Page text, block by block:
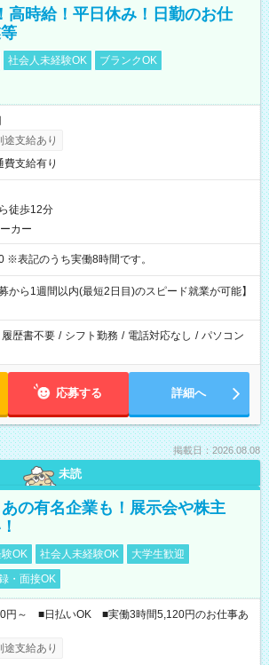
高時給！平日休み！日勤のお仕
社会人未経験OK
ブランクOK
途支給あり
費支給有り
徒歩12分
カー
8:00～17:30 ※表記のうち実働8時間です。
から1週間以内(最短2日目)のスピード就業が可能】
履歴書不要 / シフト勤務 / 電話対応なし / パソコン
応募する 詳細へ
掲載日：2026.08.08
未読
の有名企業も！展示会や株主
OK 社会人未経験OK
大学生歓迎
・面接OK
円～ ■日払いOK ■実働3時間5,120円のお仕事あ
途支給あり